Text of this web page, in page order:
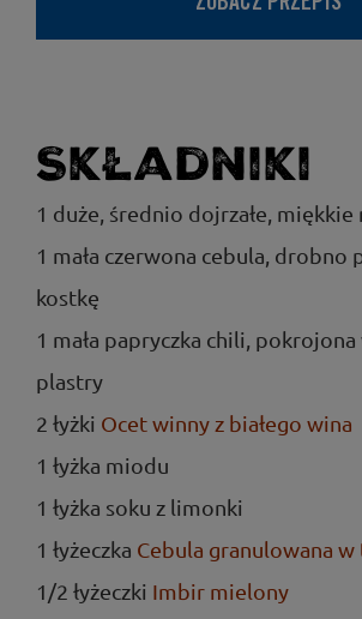
ZOBACZ PRZEPIS
Składniki
1 duże, średnio dojrzałe, miękkie
1 mała czerwona cebula, drobno
kostkę
1 mała papryczka chili,
plastry
2 łyżki Ocet winny z białego wina
1 łyżka miodu
1 łyżka soku z limonki
1 łyżeczka Cebula granulowana
1/2 łyżeczki Imbir mielony